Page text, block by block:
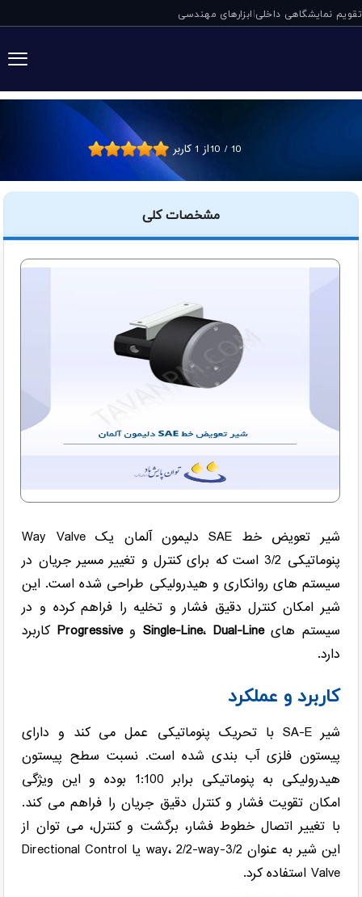
تقویم نمایشگاهی داخلی|ابزارهای مهندسی
شیر تعویض خط SAE دلیمون آلمان 10 / 10 از 1کاربر
مشخصات کلی
شیر تعویض خط SAE دلیمون آلمان یک Way Valve
پنوماتیکی 3/2 است که برای کنترل و تغییر مسیر جریان در
سیستم های روانکاری و هیدرولیکی طراحی شده است. این
شیر امکان کنترل دقیق فشار و تخلیه را فراهم کرده و در
سیستم های
Single-Line، Dual-Line وProgressive کاربرد
دارد.
کاربرد و عملکرد
شیر SA-E با تحریک پنوماتیکی عمل می کند و دارای
پیستون فلزی آب بندی شده است. نسبت سطح پیستون
هیدرولیکی به پنوماتیکی برابر 1:100 بوده و این ویژگی
امکان تقویت فشار و کنترل دقیق جریان را فراهم می کند.
با تغییر اتصال خطوط فشار، برگشت و کنترل، می توان از
این شیر به عنوان 3/2-way، 2/2-way یا Directional Control
Valve استفاده کرد.